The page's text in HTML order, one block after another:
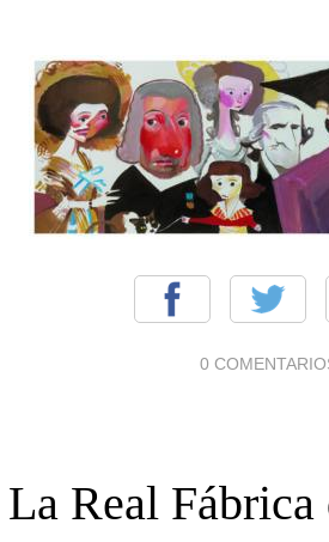
0
La Real Fábrica